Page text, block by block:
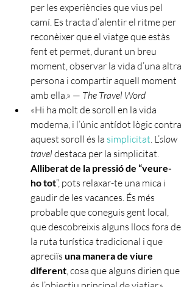
per les experiències que vius pel
camí. Es tracta d’alentir el ritme per
reconèixer que el viatge que estàs
fent et permet, durant un breu
moment, observar la vida d’una altra
persona i compartir aquell moment
amb ella.» — The Travel Word
«Hi ha molt de soroll en la vida
moderna, i l’únic antídot lògic contra
aquest soroll és la simplicitat. L’slow
travel destaca per la simplicitat.
Alliberat de la pressió de “veure-
ho tot”, pots relaxar-te una mica i
gaudir de les vacances. És més
probable que coneguis gent local,
que descobreixis alguns llocs fora de
la ruta turística tradicional i que
apreciïs una manera de viure
diferent, cosa que alguns dirien que